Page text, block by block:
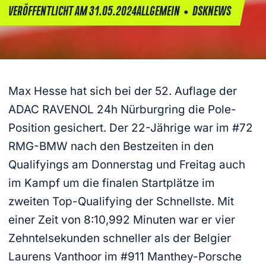
VERÖFFENTLICHT AM 31.05.2024ALLGEMEIN •DSKNEWS
Max Hesse hat sich bei der 52. Auflage der
ADAC RAVENOL 24h Nürburgring die Pole-
Position gesichert. Der 22-Jährige war im #72
RMG-BMW nach den Bestzeiten in den
Qualifyings am Donnerstag und Freitag auch
im Kampf um die finalen Startplätze im
zweiten Top-Qualifying der Schnellste. Mit
einer Zeit von 8:10,992 Minuten war er vier
Zehntelsekunden schneller als der Belgier
Laurens Vanthoor im #911 Manthey-Porsche